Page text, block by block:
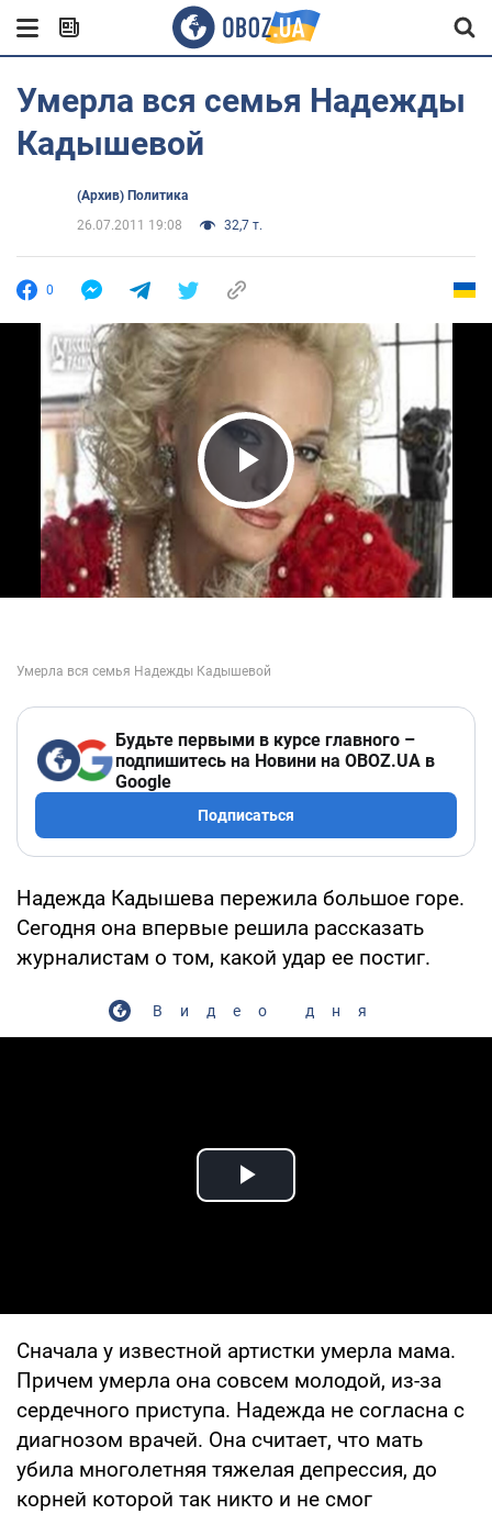
Умерла вся семья Надежды
Кадышевой
(Архив) Политика
26.07.2011 19:08
32,7 т.
0
Play Video
Будьте первыми в курсе главного –
подпишитесь на Новини на OBOZ.UA в
Google
Подписаться
Надежда Кадышева пережила большое горе.
Сегодня она впервые решила рассказать
журналистам о том, какой удар ее постиг.
Видео дня
Play Video
Сначала у известной артистки умерла мама.
Причем умерла она совсем молодой, из-за
сердечного приступа. Надежда не согласна с
диагнозом врачей. Она считает, что мать
убила многолетняя тяжелая депрессия, до
корней которой так никто и не смог